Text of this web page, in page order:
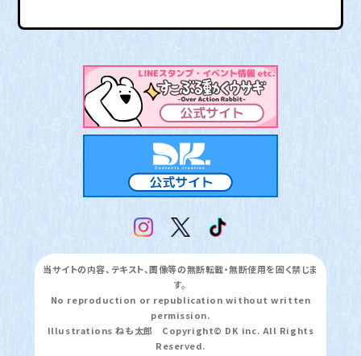
当サイトの内容、テキスト、画像等の無断転載・無断使用を固く禁じま
す。
No reproduction or republication without written
permission.
Illustrations ねも太郎 Copyright© DK inc. All Rights
Reserved.